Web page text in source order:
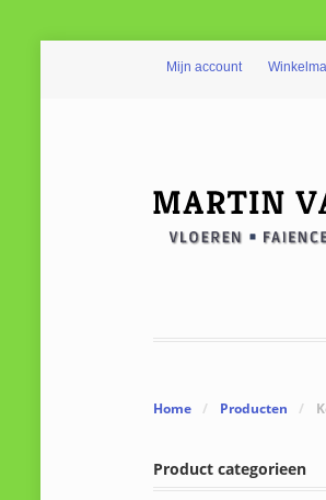
Mijn account
Home / Producten /
Product categorieen